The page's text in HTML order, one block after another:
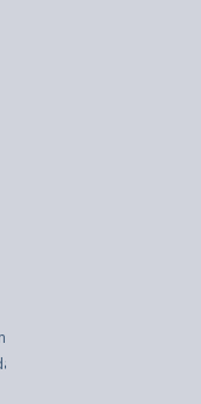
Sengketa (UU 30
Turun